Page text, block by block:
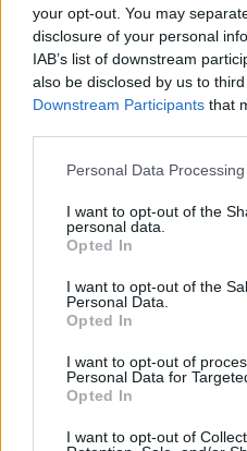
your opt-out. You may
disclosure of your personal
IAB’s list of downstream
also be disclosed by us to
Downstream Participants that
Personal Data
I want to opt-out of the
personal data.
Opted In
I want to opt-out of the
Personal Data.
Opted In
I want to opt-out of
Personal Data for
Opted In
I want to opt-out of
21:33
Μεσογειακή φώκια έκανε
παραλία της Αγίας Βάσως
21:31
Δημοπρατείται η μπάλα των
Μαραντόνα επί της Αγγλίας